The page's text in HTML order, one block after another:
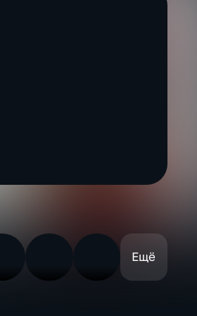
Ещё